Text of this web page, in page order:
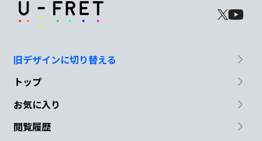
旧デザインに切り替える
トップ
お気に入り
閲覧履歴